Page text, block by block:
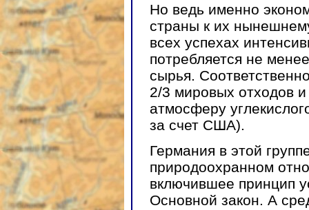
Но ведь именно
страны к их
всех успехах
потребляется не
сырья.
2/3 мировых отходов
атмосферу
за счет США).
Германия в этой
природоохранном
включившее принцип
Основной закон. А